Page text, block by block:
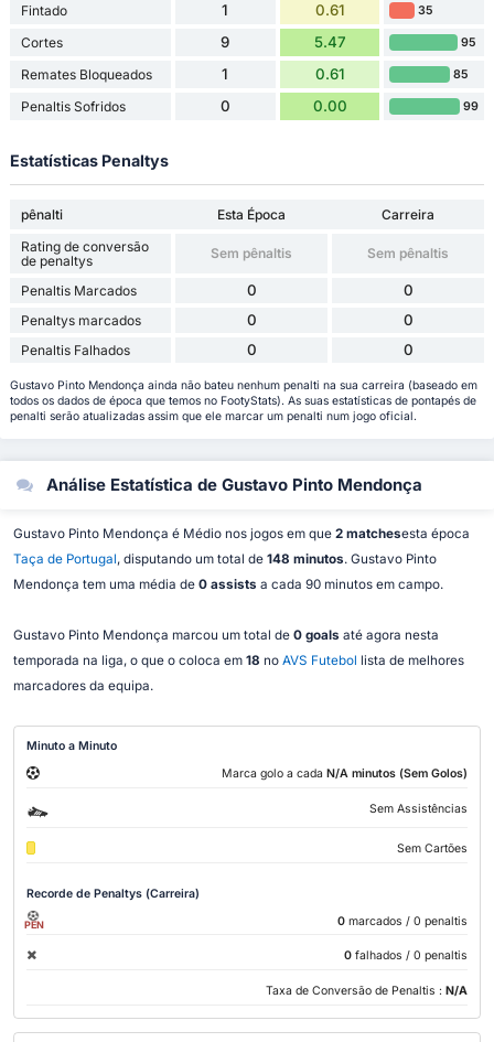
Fintado 1 0.61 35
Cortes 9 5.47 95
Remates Bloqueados 1 0.61 85
Penaltis Sofridos 0 0.00 99
Estatísticas Penaltys
pênalti Esta Época
Carreira
Rating de conversão
de penaltys
Sem pênaltis Sem pênaltis
Penaltis Marcados 0 0
Penaltys marcados 0 0
Penaltis Falhados 0 0
Gustavo Pinto Mendonça ainda não bateu nenhum penalti na sua carreira (baseado em
todos os dados de época que temos no FootyStats). As suas estatísticas de pontapés de
penalti serão atualizadas assim que ele marcar um penalti num jogo oficial.
Análise Estatística de Gustavo Pinto Mendonça
Gustavo Pinto Mendonça é Médio nos jogos em que 2 matchesesta época
Taça de Portugal, disputando um total de 148 minutos. Gustavo Pinto
Mendonça tem uma média de 0 assists a cada 90 minutos em campo.
Gustavo Pinto Mendonça marcou um total de 0 goals até agora nesta
temporada na liga, o que o coloca em 18 no AVS Futebol lista de melhores
marcadores da equipa.
Minuto a Minuto
Marca golo a cada N/A minutos (Sem Golos)
Sem Assistências
Sem Cartões
Recorde de Penaltys (Carreira)
PEN 0 marcados / 0 penaltis
0 falhados / 0 penaltis
Taxa de Conversão de Penaltis : N/A